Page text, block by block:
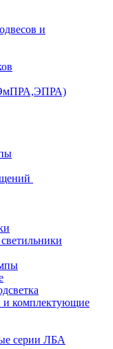
и
и комплектующие
серии ЛБА